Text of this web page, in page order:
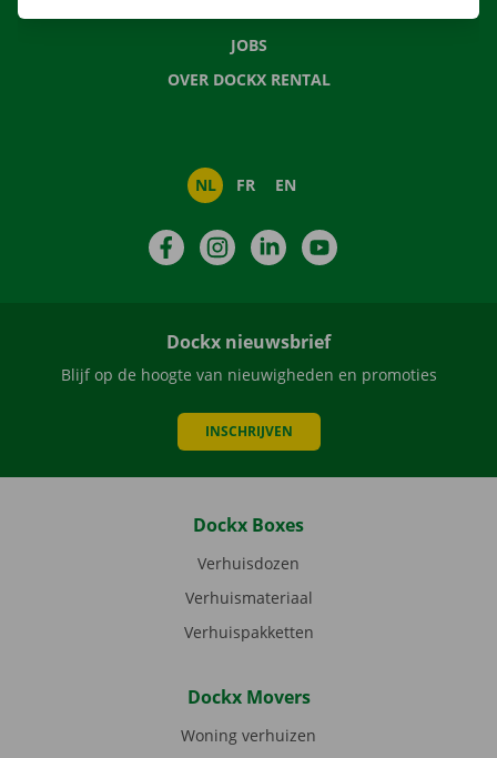
JOBS
OVER DOCKX RENTAL
NL FR EN
FacebookInstagramLinkedIn
Dockx nieuwsbrief
Blijf op de hoogte van nieuwigheden en promoties
INSCHRIJVEN
Dockx Boxes
Verhuisdozen
Verhuismateriaal
Verhuispakketten
Dockx Movers
Woning verhuizen